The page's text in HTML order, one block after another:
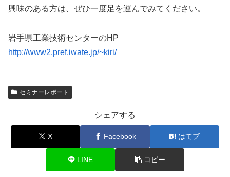
興味のある方は、ぜひ一度足を運んでみてください。
岩手県工業技術センターのHP
http://www2.pref.iwate.jp/~kiri/
セミナーレポート
シェアする
X Facebook はてブ
LINE コピー